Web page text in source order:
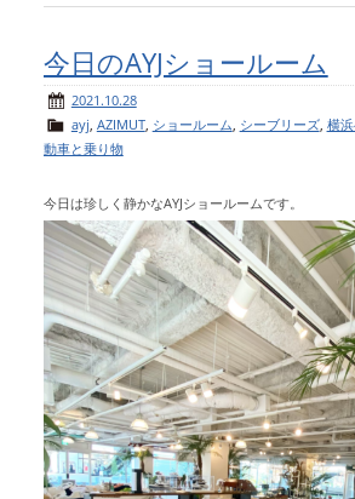
今日のAYJショールーム
2021.10.28
ayj, AZIMUT, ショールーム, シーブリーズ, 横
動車と乗り物
今日は珍しく静かなAYJショールームです。